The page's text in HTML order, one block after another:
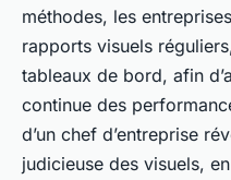
méthodes, les
rapports visuels
tableaux de bord, afin
continue des
d’un chef d’entreprise
judicieuse des visuels,